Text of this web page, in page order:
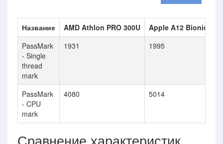
Название AMD Athlon PRO 300U
Apple A12 Bionic
PassMark
- Single
thread
mark
1931 1995
PassMark
- CPU
mark
4080 5014